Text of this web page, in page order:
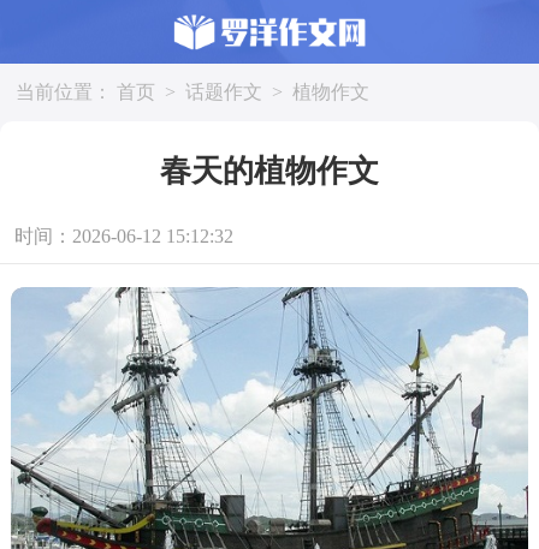
当前位置： 首页 > 话题作文 > 植物作文
春天的植物作文
时间：2026-06-12 15:12:32